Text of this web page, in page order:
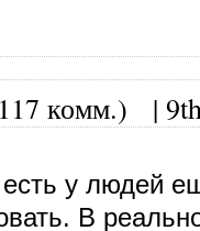
комм.) |
у людей
В